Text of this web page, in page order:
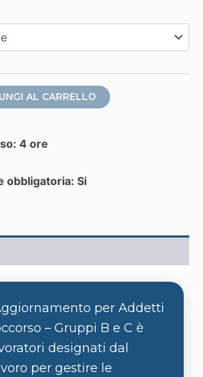
AL CARRELLO
4 ore
obbligatoria: Si
per Addetti
– Gruppi B e C è
designati dal
per gestire le